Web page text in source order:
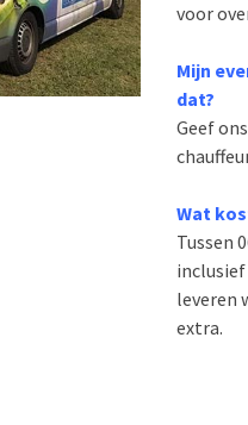
voor
Mijn
dat?
Geef
Wat
Tussen
inclusief
leveren
extra.